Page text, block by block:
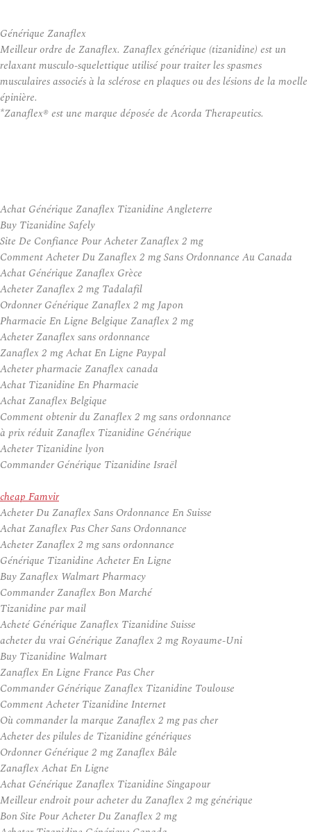
Générique Zanaflex
Meilleur ordre de Zanaflex. Zanaflex générique (tizanidine) est un
relaxant musculo-squelettique utilisé pour traiter les spasmes
musculaires associés à la sclérose en plaques ou des lésions de la moelle
épinière.
*Zanaflex® est une marque déposée de Acorda Therapeutics.
Achat Générique Zanaflex Tizanidine Angleterre
Buy Tizanidine Safely
Site De Confiance Pour Acheter Zanaflex 2 mg
Comment Acheter Du Zanaflex 2 mg Sans Ordonnance Au Canada
Achat Générique Zanaflex Grèce
Acheter Zanaflex 2 mg Tadalafil
Ordonner Générique Zanaflex 2 mg Japon
Pharmacie En Ligne Belgique Zanaflex 2 mg
Acheter Zanaflex sans ordonnance
Zanaflex 2 mg Achat En Ligne Paypal
Acheter pharmacie Zanaflex canada
Achat Tizanidine En Pharmacie
Achat Zanaflex Belgique
Comment obtenir du Zanaflex 2 mg sans ordonnance
à prix réduit Zanaflex Tizanidine Générique
Acheter Tizanidine lyon
Commander Générique Tizanidine Israël
cheap Famvir
Acheter Du Zanaflex Sans Ordonnance En Suisse
Achat Zanaflex Pas Cher Sans Ordonnance
Acheter Zanaflex 2 mg sans ordonnance
Générique Tizanidine Acheter En Ligne
Buy Zanaflex Walmart Pharmacy
Commander Zanaflex Bon Marché
Tizanidine par mail
Acheté Générique Zanaflex Tizanidine Suisse
acheter du vrai Générique Zanaflex 2 mg Royaume-Uni
Buy Tizanidine Walmart
Zanaflex En Ligne France Pas Cher
Commander Générique Zanaflex Tizanidine Toulouse
Comment Acheter Tizanidine Internet
Où commander la marque Zanaflex 2 mg pas cher
Acheter des pilules de Tizanidine génériques
Ordonner Générique 2 mg Zanaflex Bâle
Zanaflex Achat En Ligne
Achat Générique Zanaflex Tizanidine Singapour
Meilleur endroit pour acheter du Zanaflex 2 mg générique
Bon Site Pour Acheter Du Zanaflex 2 mg